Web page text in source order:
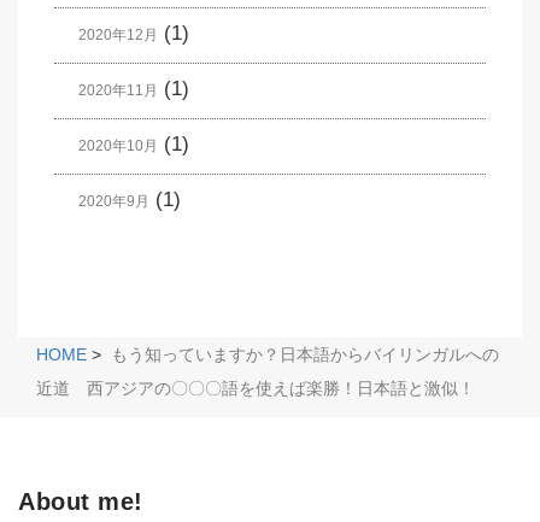
2020年12月 (1)
2020年11月 (1)
2020年10月 (1)
2020年9月 (1)
HOME >
もう知っていますか？日本語からバイリンガルへの
近道 西アジアの〇〇〇語を使えば楽勝！日本語と激似！
About me!